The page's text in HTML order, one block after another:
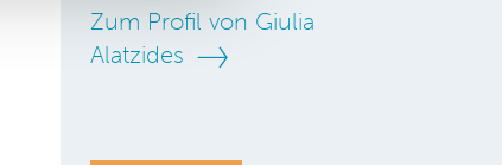
Zum Profil von Giulia
Alatzides